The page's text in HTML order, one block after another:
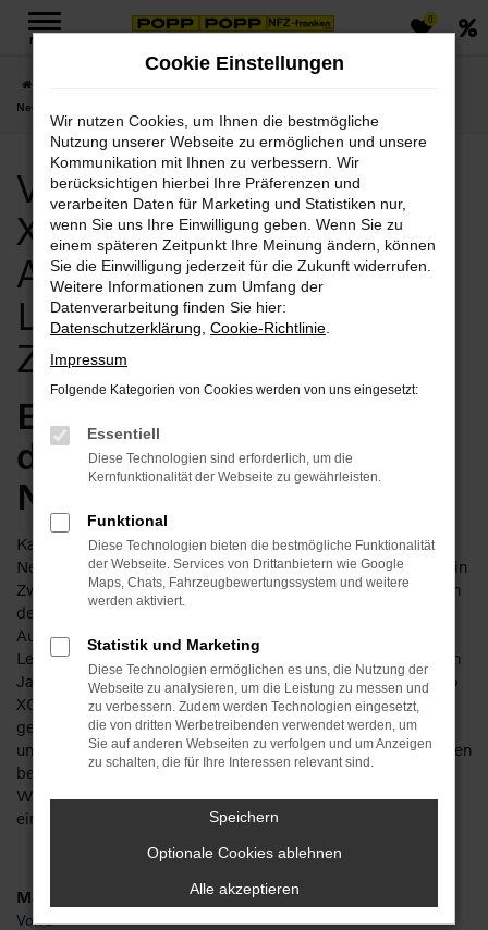
Zum
MENÜ
0
Neuwagen Angebote mit Lieferservice nach Zwickau
Volvo Zwickau, Volvo
XC60 Neuwagen
Angebote mit
Lieferservice nach
Zwickau
Exzellent für Zwickau –
der Volvo XC60
Neuwagen
Kaum zu toppen und doch erschwinglich. Ein Volvo XC60
Neuwagen ist die perfekte Wahl, wenn es um den Autokauf in
Zwickau geht. Wer sich dieses Fahrzeug gönnt, ist bei uns an
der besten Adresse. Auf Basis von mehr als 110 Jahren im
Automobilbereich beraten wir kompetent und mit viel
Leidenschaft für Fahrzeuge. Des Weiteren sind wir seit vielen
Jahren Vertragshändler und entsprechend Experten für Volvo
XC60 Neuwagen. Kundinnen und Kunden aus Zwickau
gelagen seit vielen Jahren zu uns und erfreuen sich an
unserem herausragenden Service. Natürlich kommen wir Ihnen
beim Volvo XC60 Neuwagen auch preislich gern entgegen.
Wie wäre es beispielsweise mit einer Finanzierung oder
einem Leasingangebot? Bei uns kein Problem.
Marken
Volvo
Cookie Einstellungen
Wir nutzen Cookies, um Ihnen die bestmögliche
Nutzung unserer Webseite zu ermöglichen und unsere
Kommunikation mit Ihnen zu verbessern. Wir
berücksichtigen hierbei Ihre Präferenzen und
verarbeiten Daten für Marketing und Statistiken nur,
wenn Sie uns Ihre Einwilligung geben. Wenn Sie zu
einem späteren Zeitpunkt Ihre Meinung ändern, können
Sie die Einwilligung jederzeit für die Zukunft widerrufen.
Weitere Informationen zum Umfang der
Datenverarbeitung finden Sie hier:
Datenschutzerklärung Cookie-Richtlinie
Impressum
Folgende Kategorien von Cookies werden von uns eingesetzt:
Essentiell
Diese Technologien sind erforderlich, um die
Kernfunktionalität der Webseite zu gewährleisten.
Funktional
Diese Technologien bieten die bestmögliche Funktionalität
der Webseite. Services von Drittanbietern wie Google
Maps, Chats, Fahrzeugbewertungssystem und weitere
werden aktiviert.
Statistik und Marketing
Diese Technologien ermöglichen es uns, die Nutzung der
Webseite zu analysieren, um die Leistung zu messen und
zu verbessern. Zudem werden Technologien eingesetzt,
die von dritten Werbetreibenden verwendet werden, um
Sie auf anderen Webseiten zu verfolgen und um Anzeigen
zu schalten, die für Ihre Interessen relevant sind.
Speichern
Optionale Cookies ablehnen
Alle akzeptieren